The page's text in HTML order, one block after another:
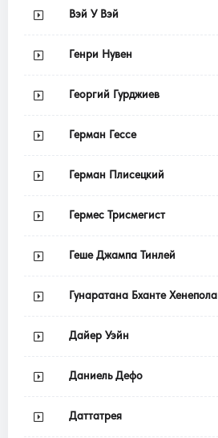
Вэй У Вэй
Генри Нувен
Георгий Гурджиев
Герман Гессе
Герман Плисецкий
Гермес Трисмегист
Геше Джампа Тинлей
Гунаратана Бханте Хенепола
Дайер Уэйн
Даниель Дефо
Даттатрея